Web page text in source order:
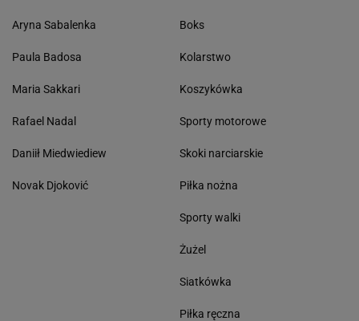
Aryna Sabalenka
Paula Badosa
Maria Sakkari
Rafael Nadal
Daniił Miedwiediew
Novak Djoković
Boks
Kolarstwo
Koszykówka
Sporty motorowe
Skoki narciarskie
Piłka nożna
Sporty walki
Żużel
Siatkówka
Piłka ręczna